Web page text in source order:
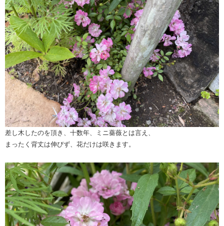
差し木したのを頂き、十数年、ミニ薔薇とは言え、
まったく背丈は伸びず、花だけは咲きます。